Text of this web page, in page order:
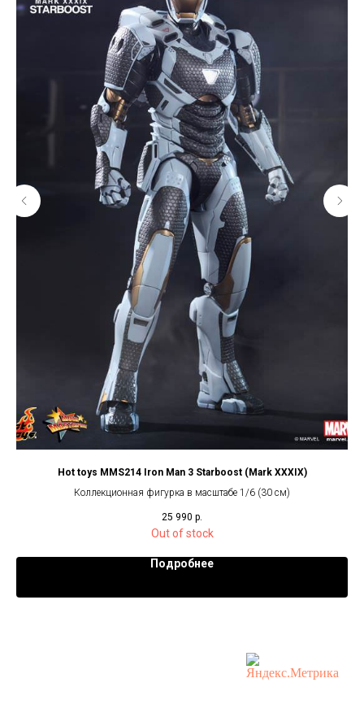
Hot toys MMS214 Iron Man 3 Starboost (Mark XXXIX)
Коллекционная фигурка в масштабе 1/6 (30 см)
25 990 р.
Out of stock
Подробнее